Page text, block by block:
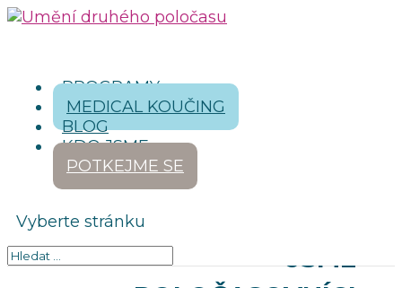
PROGRAMY
MEDICAL KOUČING
BLOG
KDO JSME
POTKEJME SE
Vyberte stránku
JSME